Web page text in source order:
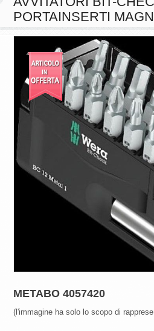
PORTAINSERTI
METABO 4057420
(l'immagine ha solo lo scopo di